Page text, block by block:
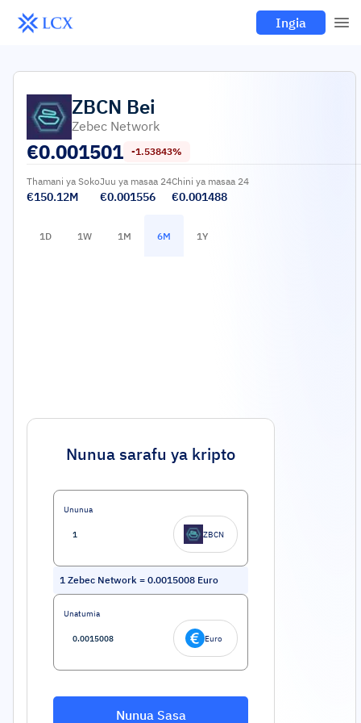
Ingia
ZBCN Bei
Zebec Network
€0.001501 -1.53843%
Thamani ya Soko
€150.12M
Juu ya masaa 24
€0.001556
Chini ya masaa 24
€0.001488
1D 1W 1M 6M 1Y
Nunua sarafu ya kripto
Ununua
ZBCN
1 Zebec Network = 0.0015008 Euro
Unatumia
Euro
Nunua Sasa